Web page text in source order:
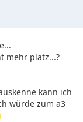
mehr platz...?
kann ich
würde zum a3